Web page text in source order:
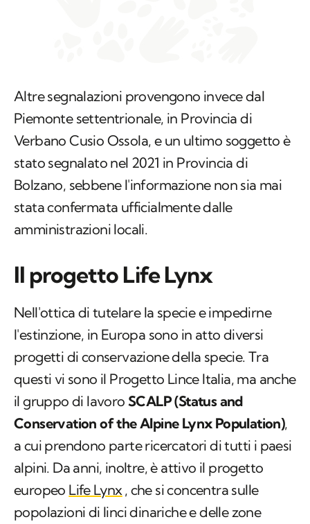
Altre segnalazioni provengono invece dal
Piemonte settentrionale, in Provincia di
Verbano Cusio Ossola, e un ultimo soggetto è
stato segnalato nel 2021 in Provincia di
Bolzano, sebbene l'informazione non sia mai
stata confermata ufficialmente dalle
amministrazioni locali.
Il progetto Life Lynx
Nell'ottica di tutelare la specie e impedirne
l'estinzione, in Europa sono in atto diversi
progetti di conservazione della specie. Tra
questi vi sono il Progetto Lince Italia, ma anche
il gruppo di lavoro SCALP (Status and
Conservation of the Alpine Lynx Population),
a cui prendono parte ricercatori di tutti i paesi
alpini. Da anni, inoltre, è attivo il progetto
europeo Life Lynx, che si concentra sulle
popolazioni di linci dinariche e delle zone